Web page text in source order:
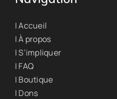
| Accueil
| À propos
| S’impliquer
| FAQ
| Boutique
| Dons